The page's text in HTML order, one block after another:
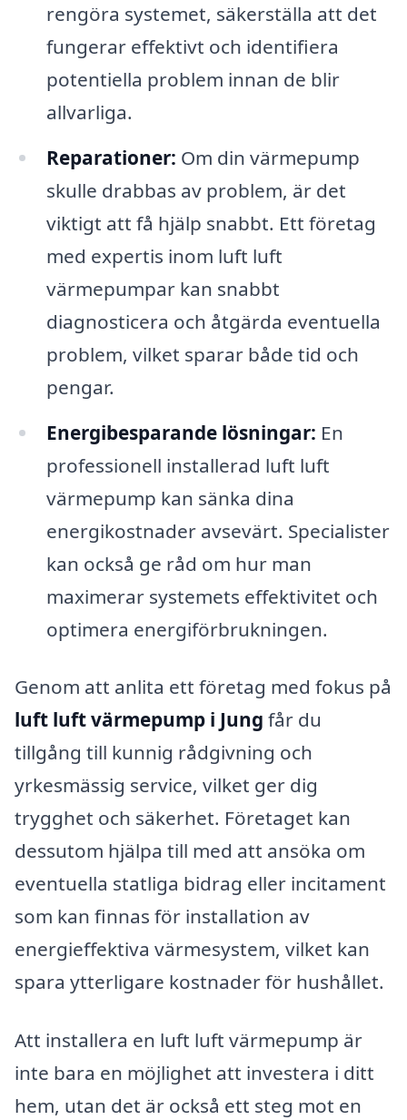
rengöra systemet, säkerställa att det
fungerar effektivt och identifiera
potentiella problem innan de blir
allvarliga.
Reparationer: Om din värmepump
skulle drabbas av problem, är det
viktigt att få hjälp snabbt. Ett företag
med expertis inom luft luft
värmepumpar kan snabbt
diagnosticera och åtgärda eventuella
problem, vilket sparar både tid och
pengar.
Energibesparande lösningar: En
professionell installerad luft luft
värmepump kan sänka dina
energikostnader avsevärt. Specialister
kan också ge råd om hur man
maximerar systemets effektivitet och
optimera energiförbrukningen.
Genom att anlita ett företag med fokus på
luft luft värmepump i Jung får du
tillgång till kunnig rådgivning och
yrkesmässig service, vilket ger dig
trygghet och säkerhet. Företaget kan
dessutom hjälpa till med att ansöka om
eventuella statliga bidrag eller incitament
som kan finnas för installation av
energieffektiva värmesystem, vilket kan
spara ytterligare kostnader för hushållet.
Att installera en luft luft värmepump är
inte bara en möjlighet att investera i ditt
hem, utan det är också ett steg mot en